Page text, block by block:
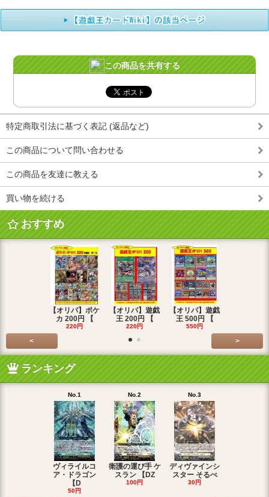
この商品を共有する
特定商取引法に基づく表記 (返品など)
この商品について問い合わせる
この商品を友達に教える
買い物を続ける
おすすめ
【オリパ】ポケ
カ 200円 【
220円
【オリパ】遊戯
王 200円 【
220円
【オリパ】遊戯
王 500円 【
550円
< >
ランキング
No.1
ヴィライルコ
ア・ドラゴン
【D
50円
No.2
衛護の運び手 ケ
スラン 【DZ
100円
No.3
ディヴァインシ
スター そるべ
30円